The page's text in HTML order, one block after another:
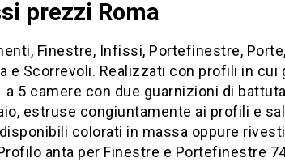
prezzi Roma
Finestre, Infissi, Portefinestre,
e Scorrevoli. Realizzati con profili in cui
a 5 camere con due guarnizioni di battuta
estruse congiuntamente ai profili e
colorati in massa oppure
anta per Finestre e Portefinestre